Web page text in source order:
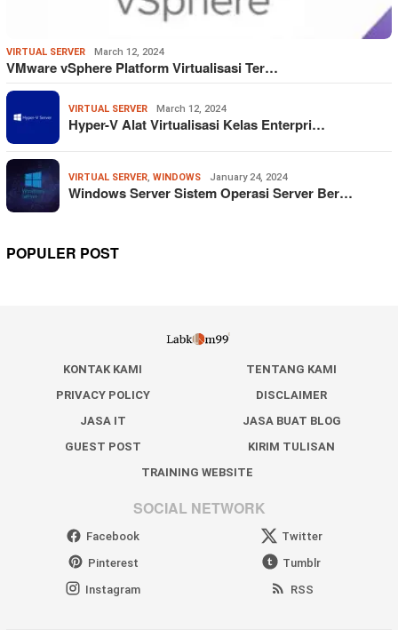
VIRTUAL SERVER March 12, 2024
VMware vSphere Platform Virtualisasi Ter…
VIRTUAL SERVER March 12, 2024
Hyper-V Alat Virtualisasi Kelas Enterpri…
VIRTUAL SERVER WINDOWS January 24, 2024
Windows Server Sistem Operasi Server Ber…
POPULER POST
KONTAK KAMI
TENTANG KAMI
PRIVACY POLICY
DISCLAIMER
JASA IT
JASA BUAT BLOG
GUEST POST
KIRIM TULISAN
TRAINING WEBSITE
SOCIAL NETWORK
Facebook
Twitter
Pinterest
Tumblr
Instagram
RSS